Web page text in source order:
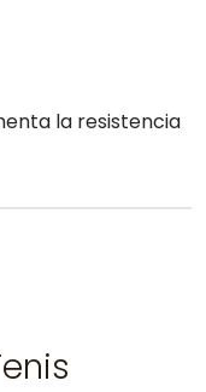
la resistencia